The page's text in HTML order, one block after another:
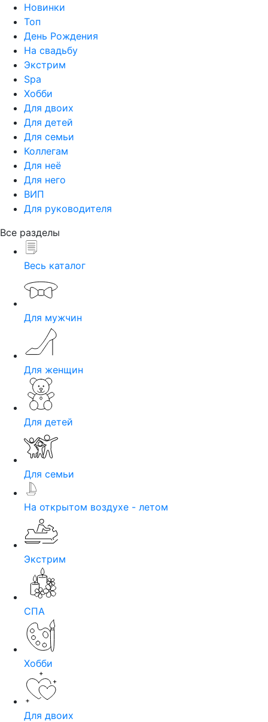
Новинки
Топ
День Рождения
На свадьбу
Экстрим
Spa
Хобби
Для двоих
Для детей
Для семьи
Коллегам
Для неё
Для него
ВИП
Для руководителя
Все разделы
Весь каталог
Для мужчин
Для женщин
Для детей
Для семьи
На открытом воздухе - летом
Экстрим
СПА
Хобби
Для двоих